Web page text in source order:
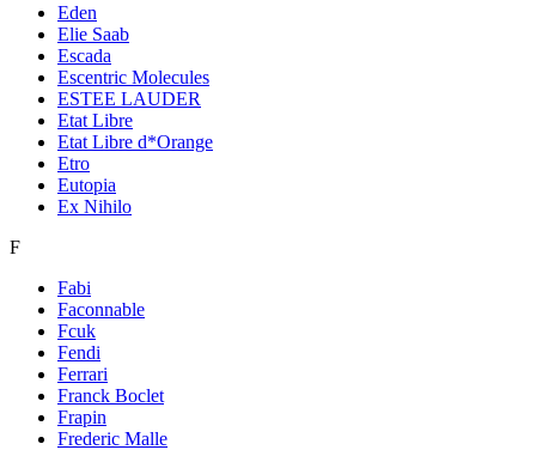
Eden
Elie Saab
Escada
Escentric Molecules
ESTEE LAUDER
Etat Libre
Etat Libre d*Orange
Etro
Eutopia
Ex Nihilo
F
Fabi
Faconnable
Fcuk
Fendi
Ferrari
Franck Boclet
Frapin
Frederic Malle